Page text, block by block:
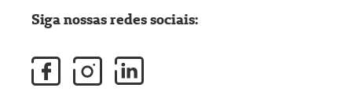
Siga nossas redes sociais: